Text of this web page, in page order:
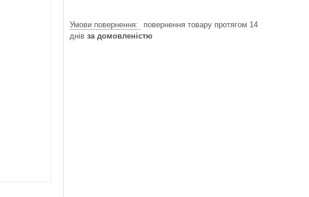
повернення товару протягом 14
днів за домовленістю